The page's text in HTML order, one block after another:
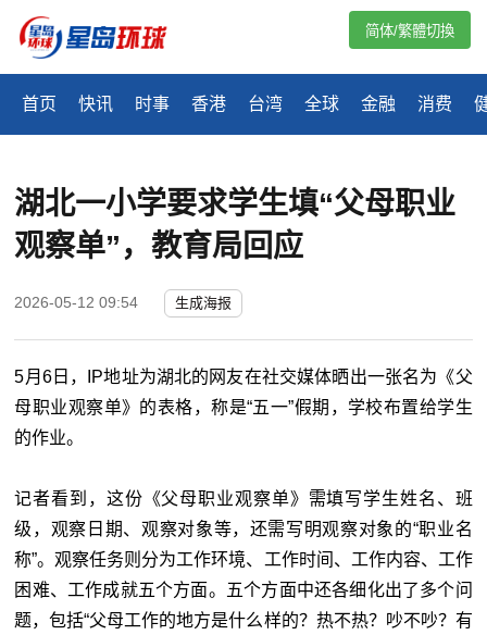
首页 快讯 时事 香港 台湾 全球 金融 消费
简体/繁體切換
湖北一小学要求学生填“父母职业
观察单”，教育局回应
2026-05-12 09:54 生成海报
5月6日，IP地址为湖北的网友在社交媒体晒出一张名为《父
母职业观察单》的表格，称是“五一”假期，学校布置给学生
的作业。
记者看到，这份《父母职业观察单》需填写学生姓名、班
级，观察日期、观察对象等，还需写明观察对象的“职业名
称”。观察任务则分为工作环境、工作时间、工作内容、工作
困难、工作成就五个方面。五个方面中还各细化出了多个问
题，包括“父母工作的地方是什么样的？热不热？吵不吵？有